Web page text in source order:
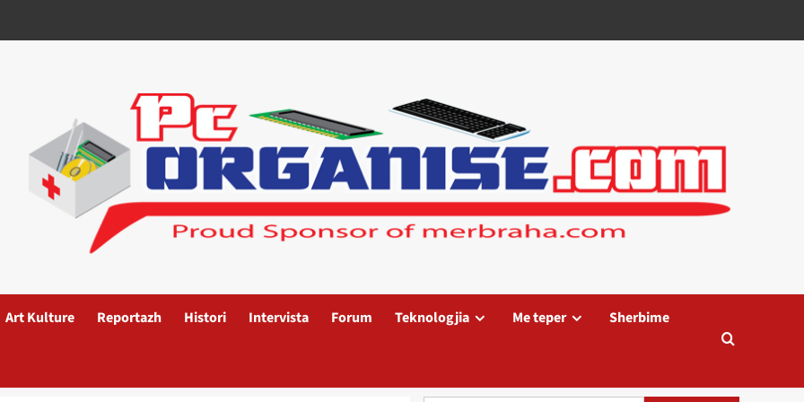
Art Kulture Reportazh Histori Intervista Forum Teknologjia Me teper Sherbime